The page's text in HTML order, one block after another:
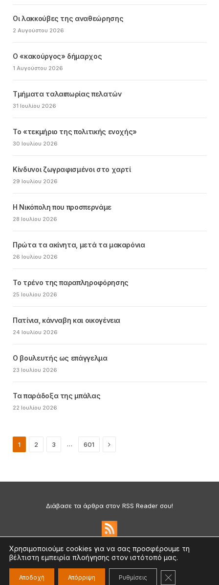
Οι λακκούβες της αναθεώρησης
2 Αυγούστου 2026
Ο «κακούργος» δήμαρχος
1 Αυγούστου 2026
Τμήματα ταλαιπωρίας πελατών
31 Ιουλίου 2026
Το «τεκμήριο της πολιτικής ενοχής»
30 Ιουλίου 2026
Κίνδυνοι ζωγραφισμένοι στο χαρτί
29 Ιουλίου 2026
Η Νικόπολη που προσπερνάμε
28 Ιουλίου 2026
Πρώτα τα ακίνητα, μετά τα μακαρόνια
26 Ιουλίου 2026
Το τρένο της παραπληροφόρησης
25 Ιουλίου 2026
Πατίνια, κάνναβη και οικογένεια
24 Ιουλίου 2026
Ο βουλευτής ως επάγγελμα
23 Ιουλίου 2026
Τα παράδοξα της μπάλας
22 Ιουλίου 2026
1 2 3 … 601 Next
Διάβασε τα άρθρα στον RSS Reader σου!
Πολιτική Απορρήτου & Cookies
©2026 medium.gr | Designed & Supported bynat.ad
Χρησιμοποιούμε cookies για να σας προσφέρουμε τη
βέλτιστη εμπειρία πλοήγησης στον ιστότοπό μας.
Αποδοχή Απόρριψη Ρυθμίσεις ΚΛΕΊΣΙΜΟ ΤΟΥ